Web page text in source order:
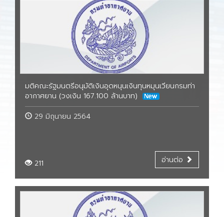
มติคณะรัฐมนตรีอนุมัติเงินอุดหนุนเงินทุนหมุนเวียนกรมท่า
อากาศยาน (วงเงิน 167.100 ล้านบาท)
29 มิถุนายน 2564
211 อ่านต่อ